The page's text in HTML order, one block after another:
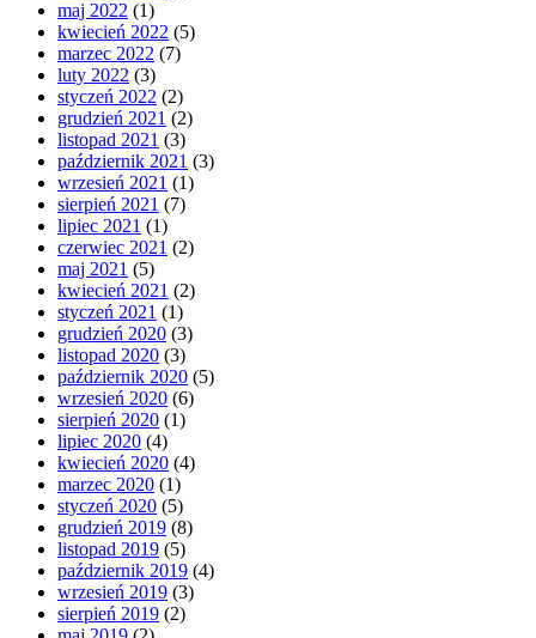
maj 2022 (1)
kwiecień 2022 (5)
marzec 2022 (7)
luty 2022 (3)
styczeń 2022 (2)
grudzień 2021 (2)
listopad 2021 (3)
październik 2021 (3)
wrzesień 2021 (1)
sierpień 2021 (7)
lipiec 2021 (1)
czerwiec 2021 (2)
maj 2021 (5)
kwiecień 2021 (2)
styczeń 2021 (1)
grudzień 2020 (3)
listopad 2020 (3)
październik 2020 (5)
wrzesień 2020 (6)
sierpień 2020 (1)
lipiec 2020 (4)
kwiecień 2020 (4)
marzec 2020 (1)
styczeń 2020 (5)
grudzień 2019 (8)
listopad 2019 (5)
październik 2019 (4)
wrzesień 2019 (3)
sierpień 2019 (2)